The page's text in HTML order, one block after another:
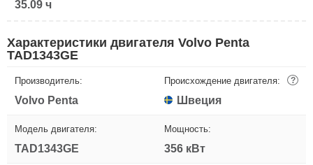
35.09 ч
Характеристики двигателя Volvo Penta
TAD1343GE
Производитель:
Volvo Penta
Происхождение двигателя: ?
Швеция
Модель двигателя:
TAD1343GE
Мощность:
356 кВт